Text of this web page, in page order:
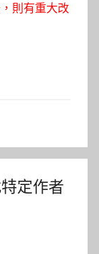
則有重大改
定作者